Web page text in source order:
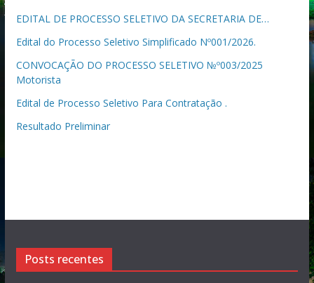
EDITAL DE PROCESSO SELETIVO DA SECRETARIA DE…
Edital do Processo Seletivo Simplificado Nº001/2026.
CONVOCAÇÃO DO PROCESSO SELETIVO №º003/2025
Motorista
Edital de Processo Seletivo Para Contratação .
Resultado Preliminar
Posts recentes